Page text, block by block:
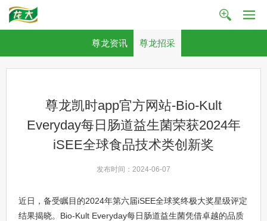
尊龙资讯 尊龙招采
尊龙凯时app官方网站-Bio-Kult
Everyday每日肠道益生菌荣获2024年
iSEE全球食品技术类创新奖
发布时间：2024-06-07
近日，备受瞩目的2024年第六届iSEE全球奖终极大奖星级评定
结果揭晓。Bio-Kult Everyday每日肠道益生菌凭借卓越的品质